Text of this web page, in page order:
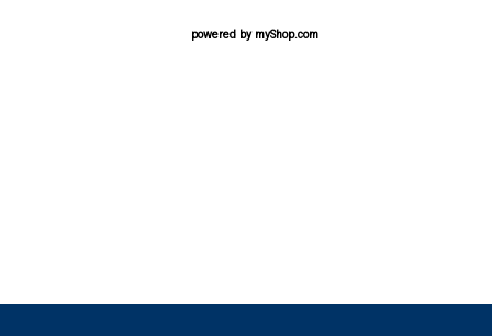
powered by myShop.com